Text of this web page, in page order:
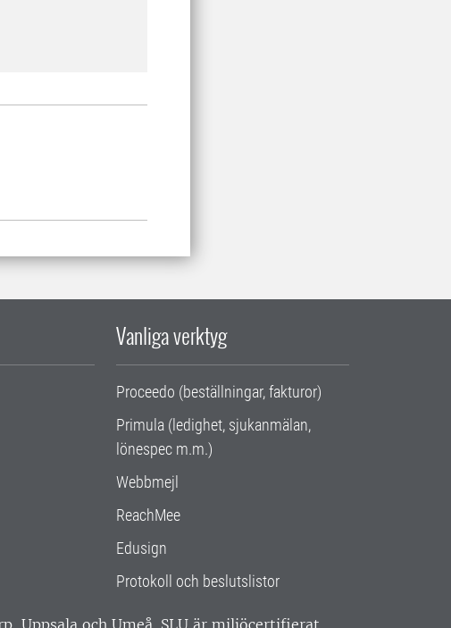
Vanliga verktyg
Proceedo (beställningar, fakturor)
Primula (ledighet, sjukanmälan,
lönespec m.m.)
Webbmejl
ReachMee
Edusign
Protokoll och beslutslistor
Uppsala och Umeå. SLU är miljöcertifierat